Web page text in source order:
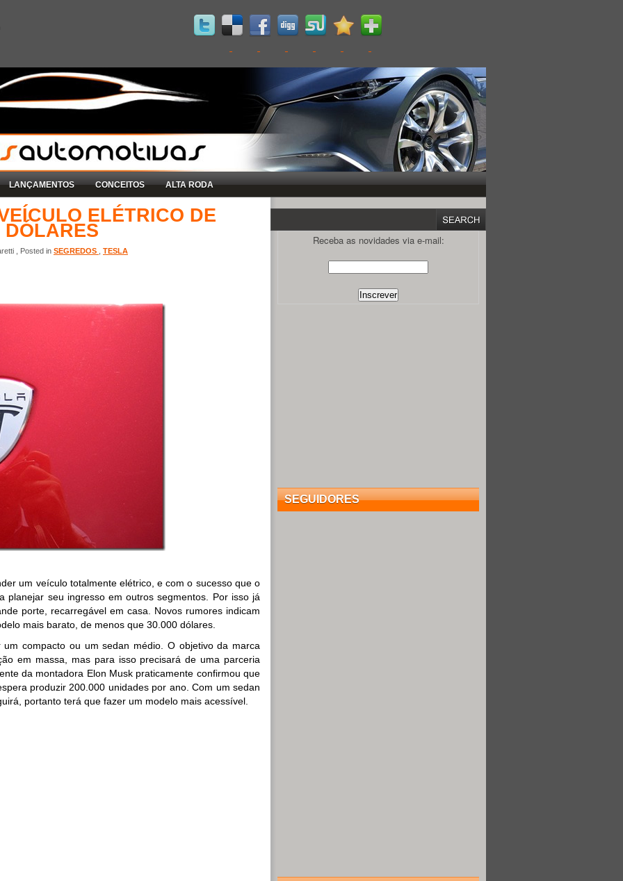
LANÇAMENTOS CONCEITOS ALTA RODA
ELÉTRICO DE
DÓLARES
, Posted in SEGREDOS TESLA
um veículo totalmente elétrico, e com o sucesso que o
planejar seu ingresso em outros segmentos. Por isso já
porte, recarregável em casa. Novos rumores indicam
mais barato, de menos que 30.000 dólares.
compacto ou um sedan médio. O objetivo da marca
em massa, mas para isso precisará de uma parceria
da montadora Elon Musk praticamente confirmou que
produzir 200.000 unidades por ano. Com um sedan
portanto terá que fazer um modelo mais acessível.
Receba as novidades via e-mail:
SEGUIDORES